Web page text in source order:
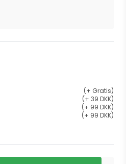
(+ Gratis)
(+ 39 DKK)
(+ 99 DKK)
(+ 99 DKK)